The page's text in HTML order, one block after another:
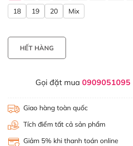
18 19 20 Mix
HẾT HÀNG
Gọi đặt mua 0909051095
Giao hàng toàn quốc
Tích điểm tất cả sản phẩm
Giảm 5% khi thanh toán online